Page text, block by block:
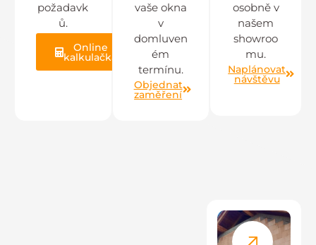
požadavk
ů.
Online
kalkulačka
vaše okna
v
domluven
ém
termínu.
Objednat
zaměření
osobně v
našem
showroo
mu.
Naplánovat
návštěvu